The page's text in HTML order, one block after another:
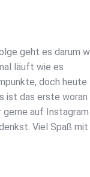
geht es darum
läuft wie es
doch heute
ist das erste woran
gerne auf Instagram
Viel Spaß mit